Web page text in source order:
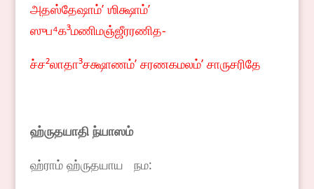
அதஸ்தேஷாம்ʼ ஶிக்ஷாம்ʼ
ஸுப⁴க³மணிமஞ்ஜீரரணித-
ச்ச²லாதா³சக்ஷாணம்ʼ சரணகமலம்ʼ சாருசரிதே
ஹ்ருதயாதி ந்யாஸம்
ஹ்ராம் ஹ்ருதயாய நம: